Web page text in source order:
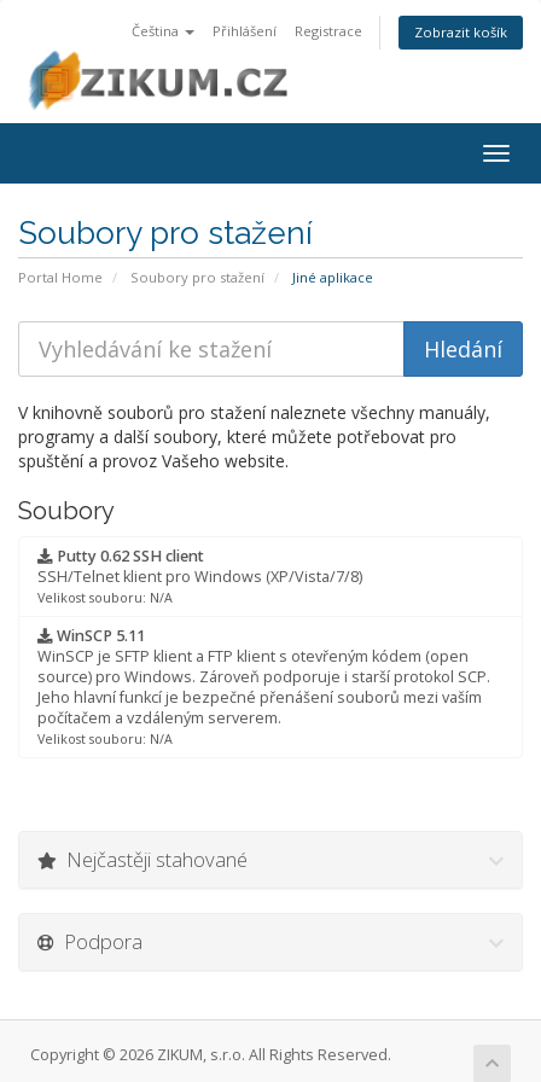
Čeština Přihlášení Registrace Zobrazit košík
Soubory pro stažení
Portal Home Soubory pro stažení Jiné aplikace
V knihovně souborů pro stažení naleznete všechny manuály,
programy a další soubory, které můžete potřebovat pro
spuštění a provoz Vašeho website.
Soubory
Putty 0.62 SSH client
SSH/Telnet klient pro Windows (XP/Vista/7/8)
Velikost souboru: N/A
WinSCP 5.11
WinSCP je SFTP klient a FTP klient s otevřeným kódem (open
source) pro Windows. Zároveň podporuje i starší protokol SCP.
Jeho hlavní funkcí je bezpečné přenášení souborů mezi vaším
počítačem a vzdáleným serverem.
Velikost souboru: N/A
Nejčastěji stahované
Podpora
Copyright © 2026 ZIKUM, s.r.o. All Rights Reserved.